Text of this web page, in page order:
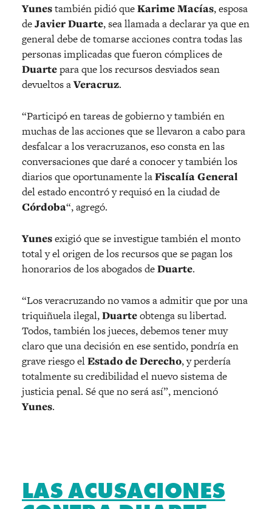
Yunestambién pidió queKarime Macías, esposa
deJavier Duarte, sea llamada a declarar ya que en
general debe de tomarse acciones contra todas las
personas implicadas que fueron cómplices de
Duartepara que los recursos desviados sean
devueltos aVeracruz.
“Participó en tareas de gobierno y también en
muchas de las acciones que se llevaron a cabo para
desfalcar a los veracruzanos, eso consta en las
conversaciones que daré a conocer y también los
diarios que oportunamente laFiscalía General
del estado encontró y requisó en la ciudad de
Córdoba“, agregó.
Yunesexigió que se investigue también el monto
total y el origen de los recursos que se pagan los
honorarios de los abogados deDuarte.
“Los veracruzando no vamos a admitir que por una
triquiñuela ilegal,Duarteobtenga su libertad.
Todos, también los jueces, debemos tener muy
claro que una decisión en ese sentido, pondría en
grave riesgo elEstado de Derecho, y perdería
totalmente su credibilidad el nuevo sistema de
justicia penal. Sé que no será así”, mencionó
Yunes.
LAS ACUSACIONES